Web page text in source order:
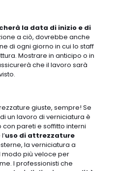
la data di inizio e di
a ciò, dovrebbe anche
di ogni giorno in cui lo staff
Mostrare in anticipo o in
che il lavoro sarà
giuste, sempre! Se
un lavoro di verniciatura è
pareti e soffitto interni
uso di attrezzature
la verniciatura a
più veloce per
I professionisti che